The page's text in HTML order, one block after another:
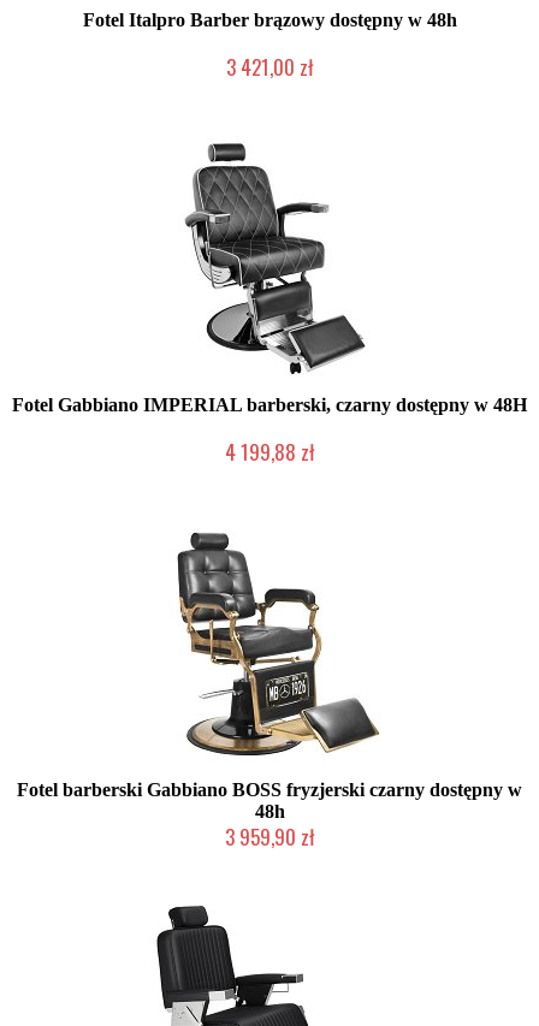
Fotel Italpro Barber brązowy dostępny w 48h
3 421,00 zł
Fotel Gabbiano IMPERIAL barberski, czarny dostępny w 48H
4 199,88 zł
Fotel barberski Gabbiano BOSS fryzjerski czarny dostępny w
48h
3 959,90 zł